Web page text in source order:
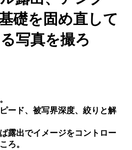
礎を固め直して
写真を撮ろ
ード、被写界深度、絞りと解
露出でイメージをコントロー
ろ。